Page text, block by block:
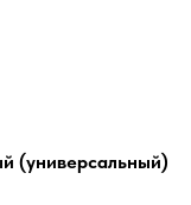
(универсальный)